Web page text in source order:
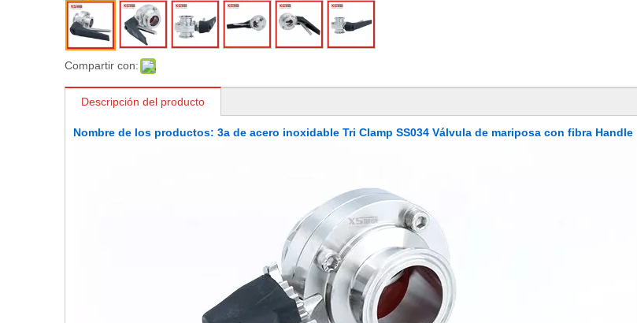
Compartir con:
Descripción del producto
Nombre de los productos: 3a de acero inoxidable Tri Clamp SS034 Válvula de mariposa con fibra Handle